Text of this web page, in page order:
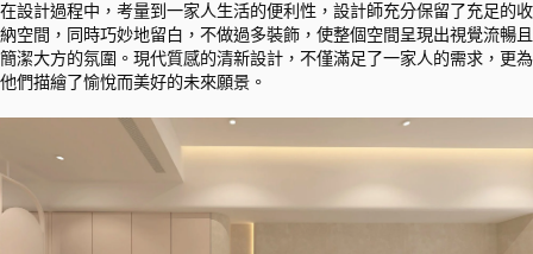
在設計過程中，考量到一家人生活的便利性，設計師充分保留了充足的收
納空間，同時巧妙地留白，不做過多裝飾，使整個空間呈現出視覺流暢且
簡潔大方的氛圍。現代質感的清新設計，不僅滿足了一家人的需求，更為
他們描繪了愉悅而美好的未來願景。